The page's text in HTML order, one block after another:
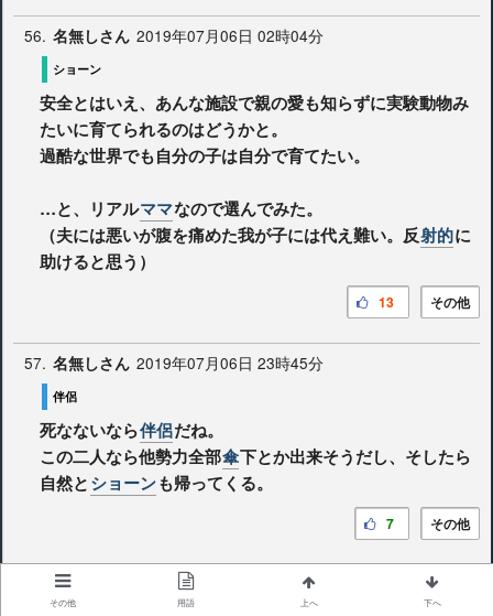
56. 名無しさん 2019年07月06日 02時04分
ショーン
安全とはいえ、あんな施設で親の愛も知らずに実験動物み
たいに育てられるのはどうかと。
過酷な世界でも自分の子は自分で育てたい。
…と、リアルママなので選んでみた。
（夫には悪いが腹を痛めた我が子には代え難い。反射的に
助けると思う）
その他
13
57. 名無しさん 2019年07月06日 23時45分
伴侶
死なないなら伴侶だね。
この二人なら他勢力全部傘下とか出来そうだし、そしたら
自然とショーンも帰ってくる。
その他
7
名無しさん 2020年08月02日 19時09分
その他 用語 上へ 下へ